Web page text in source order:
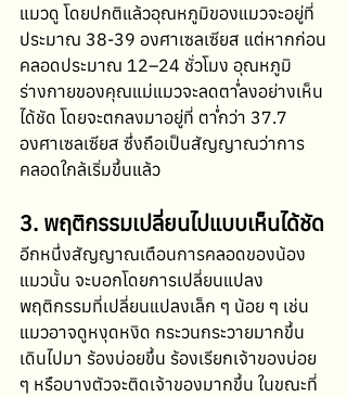
แมวดู โดยปกติแล้วอุณหภูมิของแมวจะอยู่ที่
ประมาณ 38-39 องศาเซลเซียส แต่หากก่อน
คลอดประมาณ 12–24 ชั่วโมง อุณหภูมิ
ร่างกายของคุณแม่แมวจะลดต่ำลงอย่างเห็น
ได้ชัด โดยจะตกลงมาอยู่ที่ ต่ำกว่า 37.7
องศาเซลเซียส ซึ่งถือเป็นสัญญาณว่าการ
คลอดใกล้เริ่มขึ้นแล้ว
3. พฤติกรรมเปลี่ยนไปแบบเห็นได้ชัด
อีกหนึ่งสัญญาณเตือนการคลอดของน้อง
แมวนั้น จะบอกโดยการเปลี่ยนแปลง
พฤติกรรมที่เปลี่ยนแปลงเล็ก ๆ น้อย ๆ เช่น
แมวอาจดูหงุดหงิด กระวนกระวายมากขึ้น
เดินไปมา ร้องบ่อยขึ้น ร้องเรียกเจ้าของบ่อย
ๆ หรือบางตัวจะติดเจ้าของมากขึ้น ในขณะที่